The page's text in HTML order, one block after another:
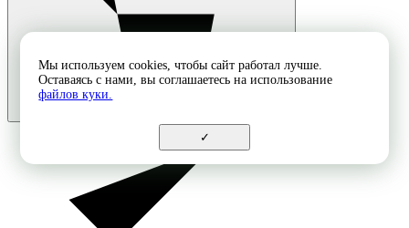
Мы используем cookies, чтобы сайт работал лучше.
Оставаясь с нами, вы соглашаетесь на использование
файлов куки.
✓